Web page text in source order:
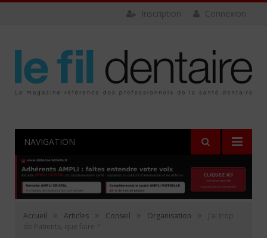
Connexion
Inscription
NAVIGATION
Accueil » Articles » Conseil » Organisation »
J’ai trop
de Patients, que faire ?